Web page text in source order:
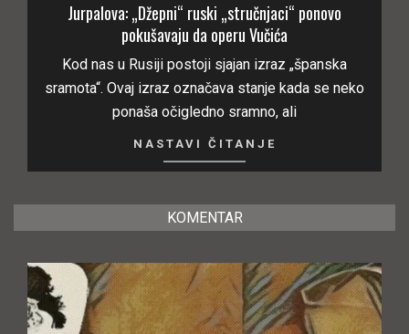
Jurpalova: „Džepni“ ruski „stručnjaci“ ponovo
pokušavaju da operu Vučića
Kod nas u Rusiji postoji sjajan izraz „španska
sramota“. Ovaj izraz označava stanje kada se neko
ponaša očigledno sramno, ali
NASTAVI ČITANJE
KOMENTAR